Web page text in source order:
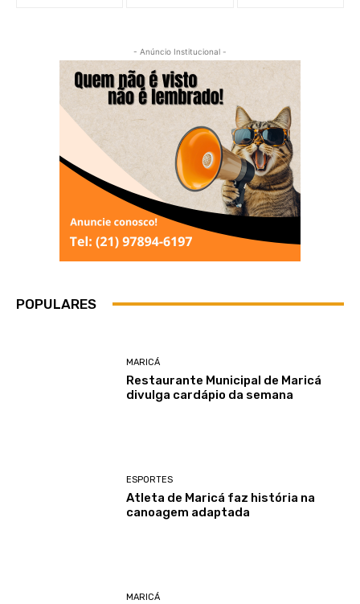
- Anúncio Institucional -
POPULARES
MARICÁ
Restaurante Municipal de Maricá
divulga cardápio da semana
ESPORTES
Atleta de Maricá faz história na
canoagem adaptada
MARICÁ